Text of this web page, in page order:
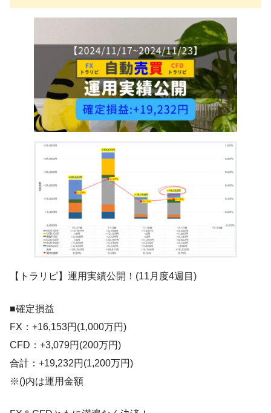
【トラリピ】運用実績公開！(11月度4週目)
■確定損益
FX：+16,153円(1,000万円)
CFD：+3,079円(200万円)
合計：+19,232円(1,200万円)
※()内は運用金額